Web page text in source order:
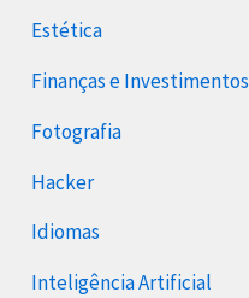
Estética
Finanças e Investimentos
Fotografia
Hacker
Idiomas
Inteligência Artificial